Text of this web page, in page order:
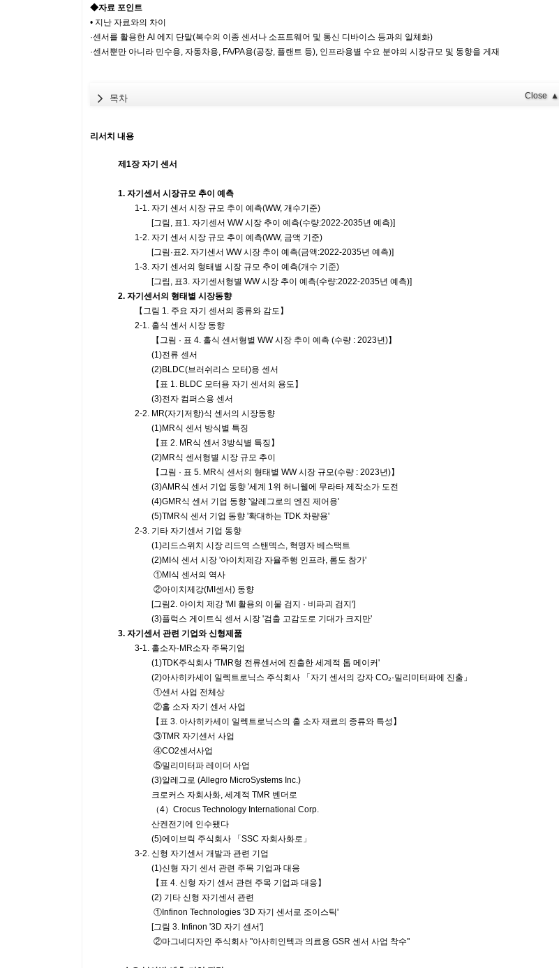
◆자료 포인트
• 지난 자료와의 차이
·센서를 활용한 AI 에지 단말(복수의 이종 센서나 소프트웨어 및 통신 디바이스 등과의 일체화)
·센서뿐만 아니라 민수용, 자동차용, FA/PA용(공장, 플랜트 등), 인프라용별 수요 분야의 시장규모 및 동향을 게재
목차 Close ▲
리서치 내용
제1장 자기 센서
1. 자기센서 시장규모 추이 예측
1-1. 자기 센서 시장 규모 추이 예측(WW, 개수기준)
[그림, 표1. 자기센서 WW 시장 추이 예측(수량:2022-2035년 예측)]
1-2. 자기 센서 시장 규모 추이 예측(WW, 금액 기준)
[그림·표2. 자기센서 WW 시장 추이 예측(금액:2022-2035년 예측)]
1-3. 자기 센서의 형태별 시장 규모 추이 예측(개수 기준)
[그림, 표3. 자기센서형별 WW 시장 추이 예측(수량:2022-2035년 예측)]
2. 자기센서의 형태별 시장동향
【그림 1. 주요 자기 센서의 종류와 감도】
2-1. 홀식 센서 시장 동향
【그림 · 표 4. 홀식 센서형별 WW 시장 추이 예측 (수량 : 2023년)】
(1)전류 센서
(2)BLDC(브러쉬리스 모터)용 센서
【표 1. BLDC 모터용 자기 센서의 용도】
(3)전자 컴퍼스용 센서
2-2. MR(자기저항)식 센서의 시장동향
(1)MR식 센서 방식별 특징
【표 2. MR식 센서 3방식별 특징】
(2)MR식 센서형별 시장 규모 추이
【그림 · 표 5. MR식 센서의 형태별 WW 시장 규모(수량 : 2023년)】
(3)AMR식 센서 기업 동향 '세계 1위 허니웰에 무라타 제작소가 도전
(4)GMR식 센서 기업 동향 '알레그로의 엔진 제어용'
(5)TMR식 센서 기업 동향 '확대하는 TDK 차량용'
2-3. 기타 자기센서 기업 동향
(1)리드스위치 시장 리드역 스탠덱스, 혁명자 베스택트
(2)MI식 센서 시장 '아이치제강 자율주행 인프라, 롬도 참가'
①MI식 센서의 역사
②아이치제강(MI센서) 동향
[그림2. 아이치 제강 'MI 활용의 이물 검지 · 비파괴 검지']
(3)플럭스 게이트식 센서 시장 '검출 고감도로 기대가 크지만'
3. 자기센서 관련 기업와 신형제품
3-1. 홀소자·MR소자 주목기업
(1)TDK주식회사 'TMR형 전류센서에 진출한 세계적 톱 메이커'
(2)아사히카세이 일렉트로닉스 주식회사 「자기 센서의 강자 CO₂·밀리미터파에 진출」
①센서 사업 전체상
②홀 소자 자기 센서 사업
【표 3. 아사히카세이 일렉트로닉스의 홀 소자 재료의 종류와 특성】
③TMR 자기센서 사업
④CO2센서사업
⑤밀리미터파 레이더 사업
(3)알레그로 (Allegro MicroSystems Inc.)
크로커스 자회사화, 세계적 TMR 벤더로
（4）Crocus Technology International Corp.
산켄전기에 인수됐다
(5)에이브릭 주식회사 「SSC 자회사화로」
3-2. 신형 자기센서 개발과 관련 기업
(1)신형 자기 센서 관련 주목 기업과 대응
【표 4. 신형 자기 센서 관련 주목 기업과 대응】
(2) 기타 신형 자기센서 관련
①Infinon Technologies '3D 자기 센서로 조이스틱'
[그림 3. Infinon '3D 자기 센서']
②마그네디자인 주식회사 "아사히인텍과 의료용 GSR 센서 사업 착수"